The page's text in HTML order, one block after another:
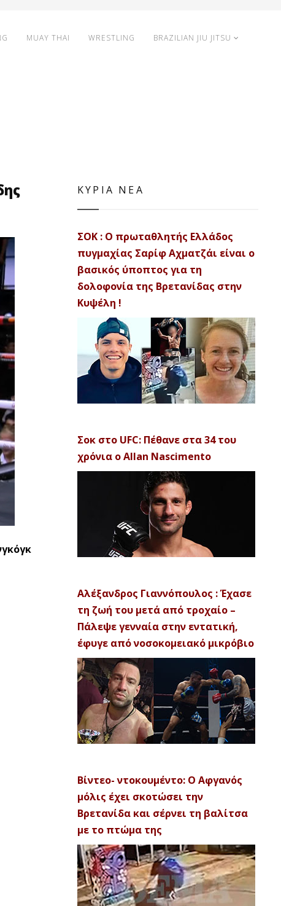
MUAY THAI WRESTLING BRAZILIAN JIU JITSU
ΚΥΡΙΑ ΝΕΑ
ΣΟΚ : Ο πρωταθλητής Ελλάδος
πυγμαχίας Σαρίφ Αχματζάι είναι ο
βασικός ύποπτος για τη
δολοφονία της Βρετανίδας στην
Κυψέλη !
Σοκ στο UFC: Πέθανε στα 34 του
χρόνια ο Allan Nascimento
Αλέξανδρος Γιαννόπουλος : Έχασε
τη ζωή του μετά από τροχαίο –
Πάλεψε γενναία στην εντατική,
έφυγε από νοσοκομειακό μικρόβιο
Βίντεο- ντοκουμέντο: Ο Αφγανός
μόλις έχει σκοτώσει την
Βρετανίδα και σέρνει τη βαλίτσα
με το πτώμα της